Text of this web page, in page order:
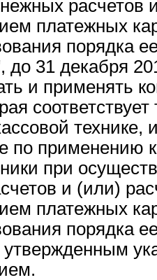
расчетов
платежных
порядка
до 31 декабря
и применять
технике,
по применению
при
и (или)
платежных
порядка